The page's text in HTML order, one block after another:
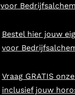
voor
Bestel hier jouw
voor
Vraag GRATIS
inclusief jouw